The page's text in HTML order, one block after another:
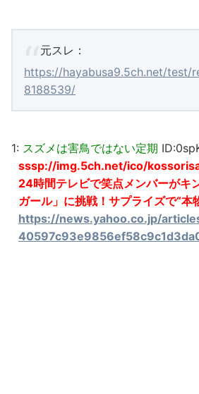
元スレ：
https://hayabusa9.5ch.net/test/
8188539/
1: スズメは害鳥ではない定期
sssp://img.5ch.net/ico/
24時間テレビで笑点メンバーがキ
ガール」に挑戦！サプライズで“本
https://news.yahoo.co.jp/